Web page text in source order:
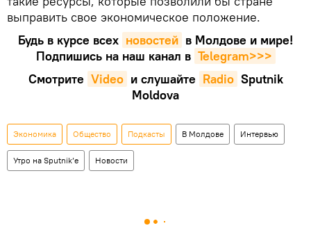
выправить свое экономическое положение.
Будь в курсе всех новостей в Молдове и мире!
Подпишись на наш канал в Telegram>>>
Смотрите Video и слушайте Radio Sputnik
Moldova
Экономика Общество Подкасты В Молдове Интервью
Утро на Sputnik’e Новости